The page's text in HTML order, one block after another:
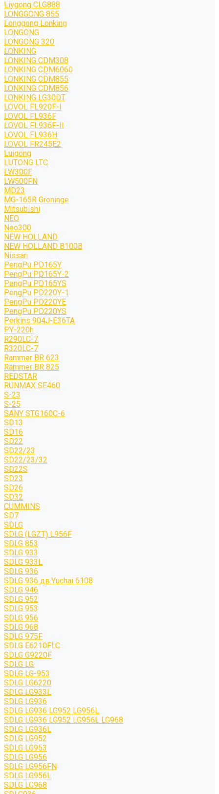
Liygong CLG888
LONGGONG 855
Longgong Lonking
LONGONG
LONGONG 320
LONKING
LONKING CDM308
LONKING CDM6060
LONKING CDM855
LONKING CDM856
LONKING LG30DT
LOVOL FL920F-I
LOVOL FL936F
LOVOL FL936F-II
LOVOL FL936H
LOVOL FR245E2
Luigong
LUTONG LTC
LW300F
LW500FN
MD23
MG-165R Groninge
Mitsubishi
NEO
Neo300
NEW HOLLAND
NEW HOLLAND B100B
Nissan
PengPu PD165Y
PengPu PD165Y-2
PengPu PD165YS
PengPu PD220Y-1
PengPu PD220YE
PengPu PD220YS
Perkins 904J-E36TA
PY-220h
R290LC-7
R320LC-7
Rammer BR 623
Rammer BR 825
REDSTAR
RUNMAX SE460
S-23
S-25
SANY STG160C-6
SD13
SD16
SD22
SD22/23
SD22/23/32
SD22S
SD23
SD26
SD32
CUMMINS
SD7
SDLG
SDLG (LGZT) L956F
SDLG 853
SDLG 933
SDLG 933L
SDLG 936
SDLG 936 дв.Yuchai 6108
SDLG 946
SDLG 952
SDLG 953
SDLG 956
SDLG 968
SDLG 975F
SDLG E6210FLC
SDLG G9220F
SDLG LG
SDLG LG-953
SDLG LG6220
SDLG LG933L
SDLG LG936
SDLG LG936 LG952 LG956L
SDLG LG936 LG952 LG956L LG968
SDLG LG936L
SDLG LG952
SDLG LG953
SDLG LG956
SDLG LG956FN
SDLG LG956L
SDLG LG968